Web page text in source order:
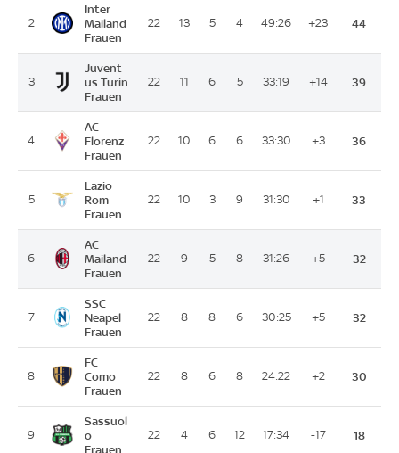
2
Inter
Mailand
Frauen
22 13 5 4 49:26 +23 44
3
Juvent
us Turin
Frauen
22 11 6 5 33:19 +14 39
4
AC
Florenz
Frauen
22 10 6 6 33:30 +3 36
5
Lazio
Rom
Frauen
22 10 3 9 31:30 +1 33
6
AC
Mailand
Frauen
22 9 5 8 31:26 +5 32
7
SSC
Neapel
Frauen
22 8 8 6 30:25 +5 32
8
FC
Como
Frauen
22 8 6 8 24:22 +2 30
9
Sassuol
o
Frauen
22 4 6 12 17:34 -17 18